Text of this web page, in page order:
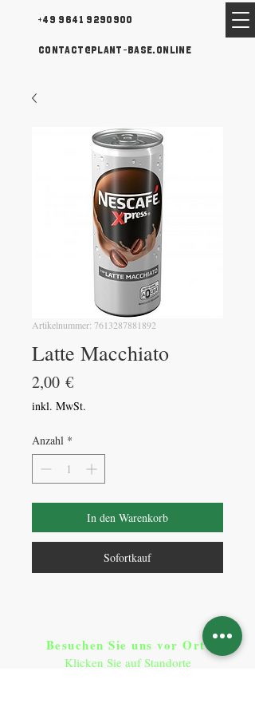
+49 9641 9290900
contact@plant-base.online
Artikelnummer: 7613287881892
Latte Macchiato
2,00 €Preis
inkl. MwSt.
Anzahl *
In den Warenkorb
Sofortkauf
Besuchen Sie uns vor Ort​:
Klicken Sie auf Standorte